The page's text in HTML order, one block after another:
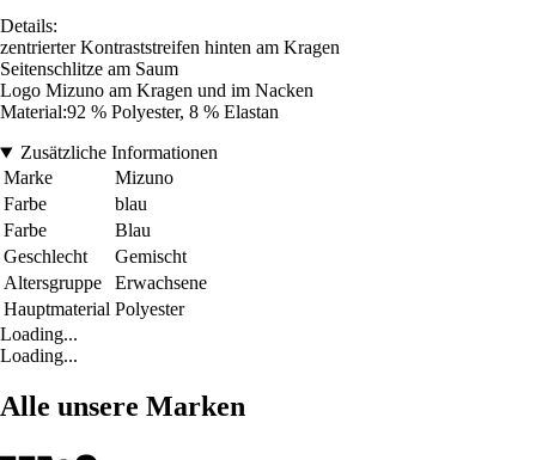
Details:
zentrierter Kontraststreifen hinten am Kragen
Seitenschlitze am Saum
Logo Mizuno am Kragen und im Nacken
Material:92 % Polyester, 8 % Elastan
Zusätzliche Informationen
Marke
Mizuno
Farbe
blau
Farbe
Blau
Geschlecht
Gemischt
Altersgruppe
Erwachsene
Hauptmaterial Polyester
Loading...
Loading...
Alle unsere Marken